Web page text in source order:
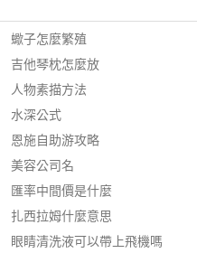
蠍子怎麼繁殖
吉他琴枕怎麼放
人物素描方法
水深公式
恩施自助游攻略
美容公司名
匯率中間價是什麼
扎西拉姆什麼意思
眼睛清洗液可以帶上飛機嗎